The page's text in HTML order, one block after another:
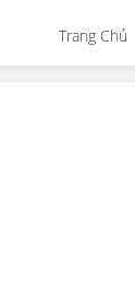
Trang Chủ